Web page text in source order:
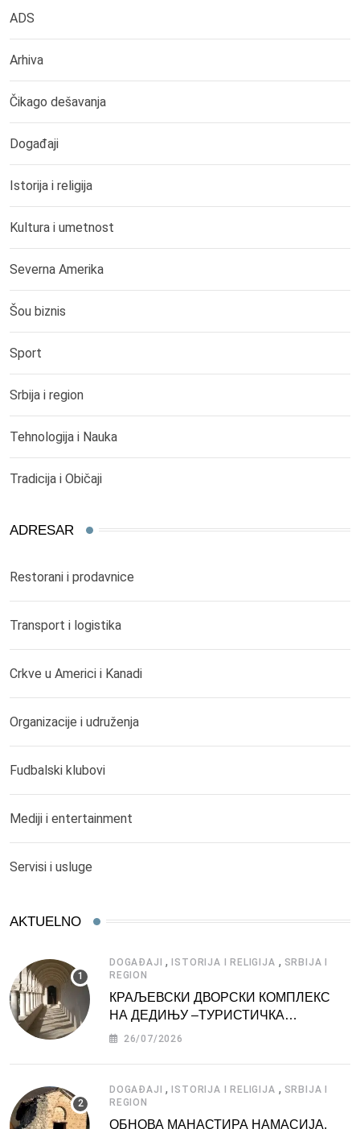
ADS
Arhiva
Čikago dešavanja
Događaji
Istorija i religija
Kultura i umetnost
Severna Amerika
Šou biznis
Sport
Srbija i region
Tehnologija i Nauka
Tradicija i Običaji
ADRESAR
Restorani i prodavnice
Transport i logistika
Crkve u Americi i Kanadi
Organizacije i udruženja
Fudbalski klubovi
Mediji i entertainment
Servisi i usluge
AKTUELNO
DOGAĐAJI ,ISTORIJA I RELIGIJA , SRBIJA I
REGION
КРАЉЕВСКИ ДВОРСКИ КОМПЛЕКС
НА ДЕДИЊУ –ТУРИСТИЧКА
АТРАКЦИЈА
26/07/2026
DOGAĐAJI ,ISTORIJA I RELIGIJA , SRBIJA I
REGION
ОБНОВА МАНАСТИРА НАМАСИЈА,